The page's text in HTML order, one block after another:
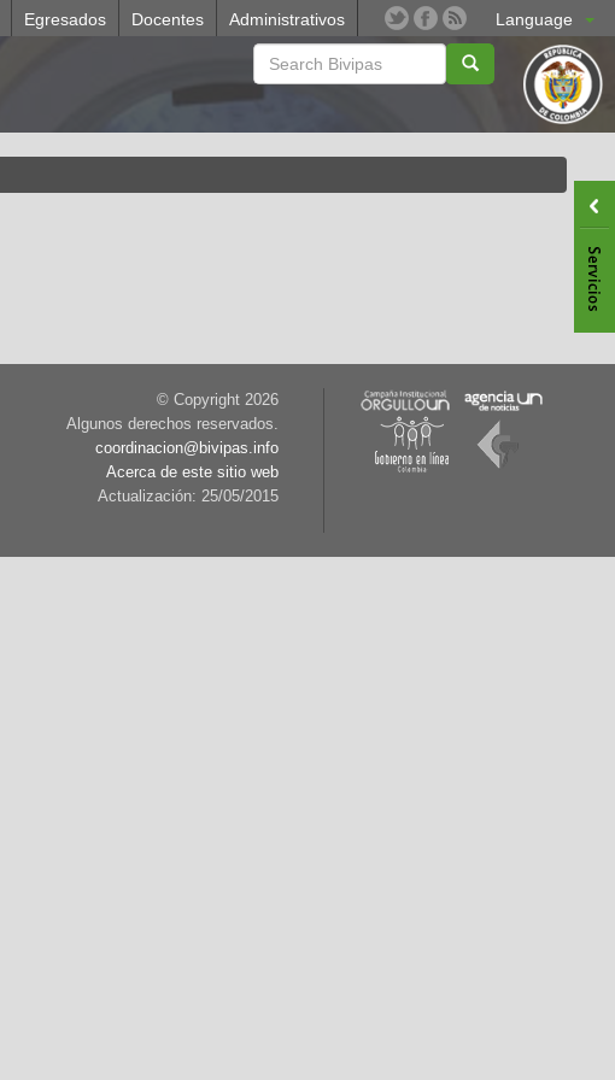
Language
Egresados Docentes Administrativos
© Copyright 2026
Algunos derechos reservados.
coordinacion@bivipas.info
Acerca de este sitio web
Actualización: 25/05/2015